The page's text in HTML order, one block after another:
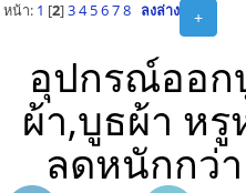
+
หน้า: 1 [2]3 4 5 6 7 8 ลงล่าง
อุปกรณ์ออก
ผ้า,บูธผ้า หรู
ลดหนักกว่า